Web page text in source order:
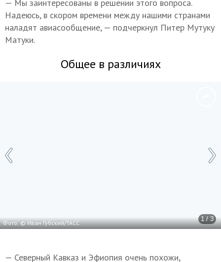
— Мы заинтересованы в решении этого вопроса.
Надеюсь, в скором времени между нашими странами
наладят авиасообщение, — подчеркнул Питер Мутуку
Матуки.
Общее в различиях
1 / 3
Фото: © Иван Губский/ТАСС
— Северный Кавказ и Эфиопия очень похожи,